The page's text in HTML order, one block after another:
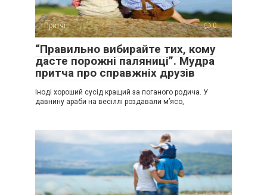
Притчі 0
“Правильно вибирайте тих, кому
дасте порожні паляниці”. Мудра
притча про справжніх друзів
Іноді хороший сусід кращий за поганого родича. У
давнину араби на весіллі роздавали м’ясо,